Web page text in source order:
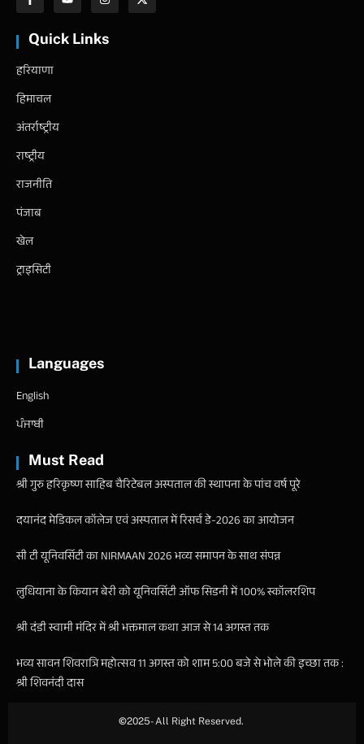
Quick Links
हरियाणा
हिमाचल
अंतर्राष्ट्रीय
राष्ट्रीय
राजनीति
पंजाब
खेल
ट्राइसिटी
Languages
English
ਪੰਜਾਬੀ
Must Read
श्री गुरु हरिकृष्ण साहिब चैरिटेबल अस्पताल की स्थापना के पांच वर्ष पूरे
दयानंद मेडिकल कॉलेज एवं अस्पताल में रिसर्च डे-2026 का आयोजन
सी टी यूनिवर्सिटी का NIRMAAN 2026 भव्य समापन के साथ संपन्न
लुधियाना के कियान बेरी को यूनिवर्सिटी ऑफ सिडनी में 100% स्कॉलरशिप
श्री दंडी स्वामी मंदिर में श्री भक्तमाल कथा आज से 14 अगस्त तक
भव्य सावन शिवरात्रि महोत्सव 11 अगस्त को शाम 5:00 बजे से भोले की इच्छा तक :
श्री शिवनंदी दास
©2025- All Right Reserved.